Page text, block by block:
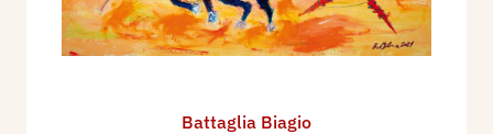
Battaglia Biagio